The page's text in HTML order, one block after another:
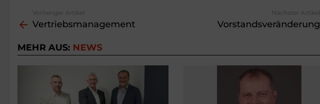
more
Vorheriger Artikel
Vertriebsmanagement
Nächster Artikel
Vorstandsveränderung
MEHR AUS: NEWS